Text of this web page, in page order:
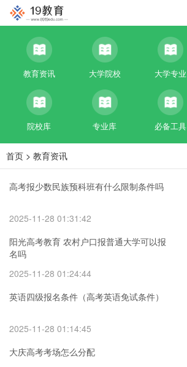
教育资讯 大学院校 大学专业
院校库 专业库 必备工具
首页 > 教育资讯
高考报少数民族预科班有什么限制条件吗
2025-11-28 01:31:42
阳光高考教育 农村户口报普通大学可以报
名吗
2025-11-28 01:24:44
英语四级报名条件（高考英语免试条件）
2025-11-28 01:14:45
大庆高考考场怎么分配